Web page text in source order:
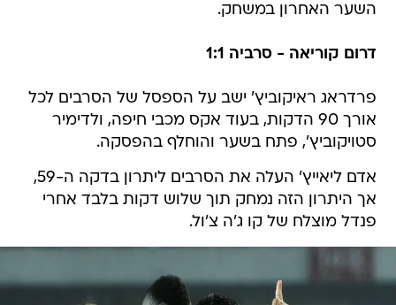
השער האחרון במשחק.
דרום קוריאה - סרביה 1:1
פרדראג ראיקוביץ' ישב על הספסל של הסרבים לכל
אורך 90 הדקות, בעוד אקס מכבי חיפה, ולדימיר
סטויקוביץ', פתח בשער והוחלף בהפסקה.
אדם ליאייץ' העלה את הסרבים ליתרון בדקה ה-59,
אך היתרון הזה נמחק תוך שלוש דקות בלבד אחרי
פנדל מוצלח של קו ג'ה צ'ול.